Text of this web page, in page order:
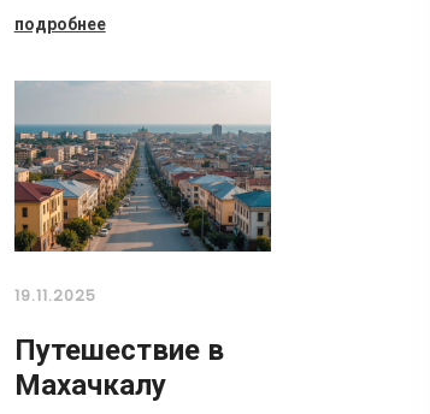
подробнее
19.11.2025
Путешествие в
Махачкалу